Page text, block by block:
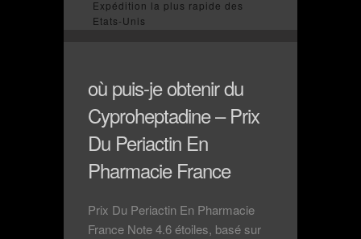
Expédition la plus rapide des
Etats-Unis
où puis-je obtenir du
Cyproheptadine – Prix
Du Periactin En
Pharmacie France
Prix Du Periactin En Pharmacie
France Note 4.6 étoiles, basé sur